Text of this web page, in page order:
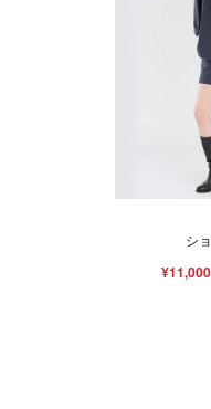
シ
¥11,000